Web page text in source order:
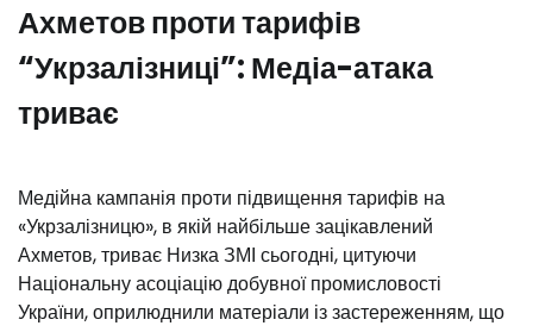
Ахметов проти тарифів
“Укрзалізниці”: Медіа-атака
триває
Медійна кампанія проти підвищення тарифів на
«Укрзалізницю», в якій найбільше зацікавлений
Ахметов, триває Низка ЗМІ сьогодні, цитуючи
Національну асоціацію добувної промисловості
України, оприлюднили матеріали із застереженням, що